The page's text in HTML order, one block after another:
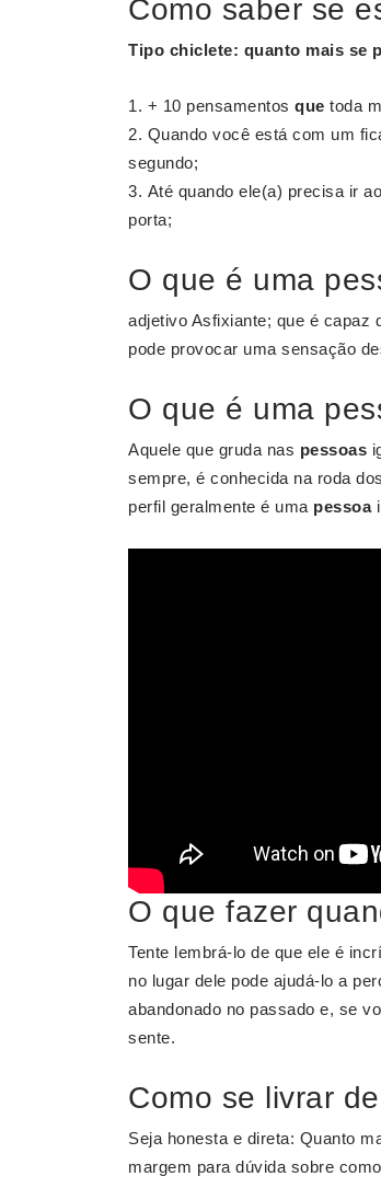
Como saber se
Tipo chiclete: quanto mais se
+ 10 pensamentos que toda
Quando você está com um
segundo;
Até quando ele(a) precisa ir
porta;
O que é uma
adjetivo Asfixiante; que é capaz
pode provocar uma sensação
O que é uma
Aquele que gruda nas pessoas
sempre, é conhecida na roda
perfil geralmente é uma pessoa
O que fazer
Tente lembrá-lo de que ele é
no lugar dele pode ajudá-lo a
abandonado no passado e, se
sente.
Como se livrar
Seja honesta e direta: Quanto
margem para dúvida sobre